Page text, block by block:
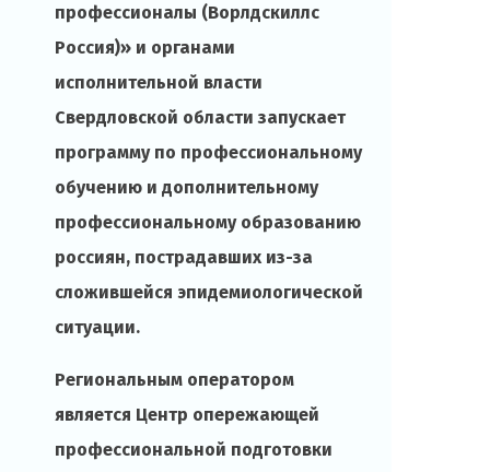
профессионалы (Ворлдскиллс
Россия)» и органами
исполнительной власти
Свердловской области запускает
программу по профессиональному
обучению и дополнительному
профессиональному образованию
россиян, пострадавших из-за
сложившейся эпидемиологической
ситуации.
Региональным оператором
является Центр опережающей
профессиональной подготовки